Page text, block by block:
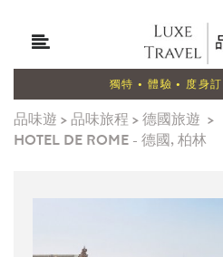
獨特 • 體驗 • 度身
品味遊 > 品味旅程 >德國旅遊 >
HOTEL DE ROME - 德國, 柏林